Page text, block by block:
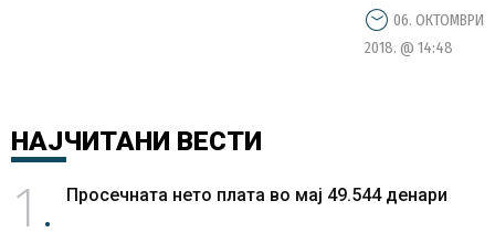
06. ОКТОМВРИ
2018. @ 14:48
НАЈЧИТАНИ ВЕСТИ
1 Просечната нето плата во мај 49.544 денари